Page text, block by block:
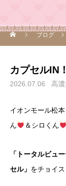
ブログ
カプセルIN！
2026.07.06 高
イオンモール松
ん
＆シロくん
「トータルビュ
セル」 をチョイス